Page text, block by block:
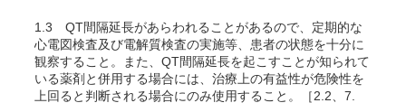
1.3 QT間隔延長があらわれることがあるので、定期的な
心電図検査及び電解質検査の実施等、患者の状態を十分に
観察すること。また、QT間隔延長を起こすことが知られて
いる薬剤と併用する場合には、治療上の有益性が危険性を
上回ると判断される場合にのみ使用すること。［2.2、7.